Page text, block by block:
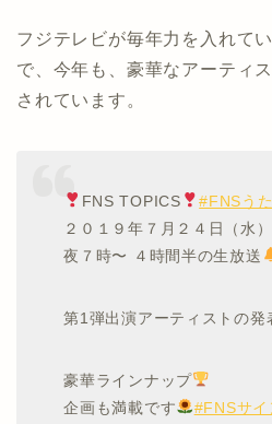
フジテレビが毎年力を入れて
で、今年も、豪華なアーティ
されています。
FNS TOPICS
#FNSう
２０１９年７月２４日（水）
夜７時〜 ４時間半の生放送
第1弾出演アーティストの発
豪華ラインナップ
企画も満載です
#FNSサイ